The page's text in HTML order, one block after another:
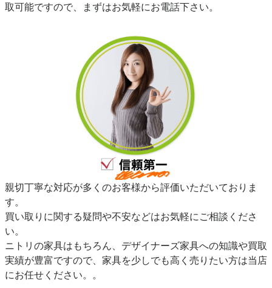
取可能ですので、まずはお気軽にお電話下さい。
親切丁寧な対応が多くのお客様から評価いただいておりま
す。
買い取りに関する疑問や不安などはお気軽にご相談くださ
い。
ニトリの家具はもちろん、デザイナーズ家具への知識や買取
実績が豊富ですので、家具を少しでも高く売りたい方は当店
にお任せください。。